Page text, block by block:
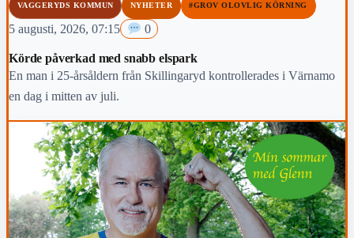
VAGGERYDS KOMMUN NYHETER #GROV OLOVLIG KÖRNING
5 augusti, 2026, 07:15 0
Körde påverkad med snabb elspark
En man i 25-årsåldern från Skillingaryd kontrollerades i Värnamo
en dag i mitten av juli.